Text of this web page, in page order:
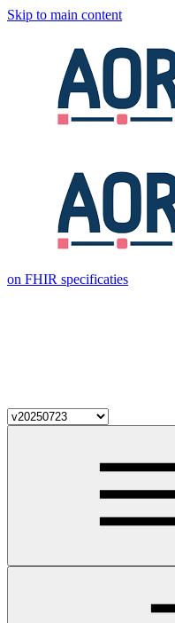
Skip to main content
on FHIR specificaties